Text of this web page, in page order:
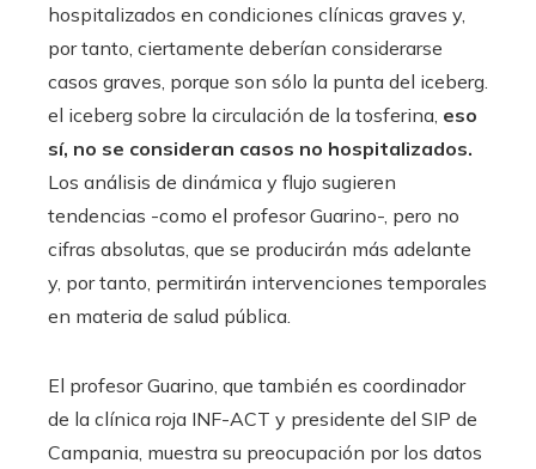
hospitalizados en condiciones clínicas graves y,
por tanto, ciertamente deberían considerarse
casos graves, porque son sólo la punta del iceberg.
el iceberg sobre la circulación de la tosferina, eso
sí, no se consideran casos no hospitalizados.
Los análisis de dinámica y flujo sugieren
tendencias -como el profesor Guarino-, pero no
cifras absolutas, que se producirán más adelante
y, por tanto, permitirán intervenciones temporales
en materia de salud pública.
El profesor Guarino, que también es coordinador
de la clínica roja INF-ACT y presidente del SIP de
Campania, muestra su preocupación por los datos